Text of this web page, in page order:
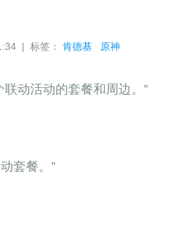
| 标签：肯德基 原神
联动活动的套餐和周边。”
套餐。”